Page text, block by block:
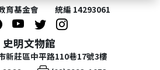
育基金會 統編 14293061
史明文物館
新莊區中平路110巷17號3樓